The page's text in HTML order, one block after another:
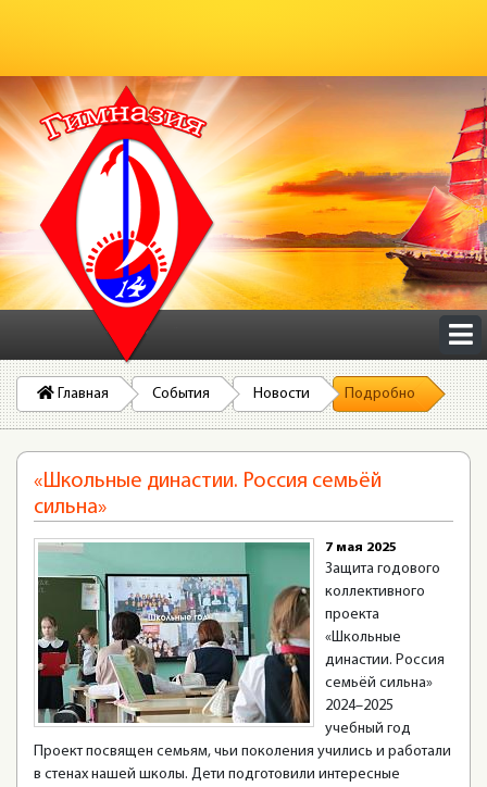
Главная События Новости Подробно
«Школьные династии. Россия семьёй
сильна»
7 мая 2025
Защита годового
коллективного
проекта
«Школьные
династии. Россия
семьёй сильна»
2024–2025
учебный год
Проект посвящен семьям, чьи поколения учились и работали
в стенах нашей школы. Дети подготовили интересные